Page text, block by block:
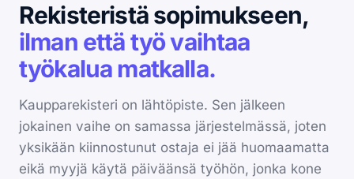
Rekisteristä sopimukseen,
ilman että työ vaihtaa
työkalua matkalla.
Kaupparekisteri on lähtöpiste. Sen jälkeen
jokainen vaihe on samassa järjestelmässä, joten
yksikään kiinnostunut ostaja ei jää huomaamatta
eikä myyjä käytä päiväänsä työhön, jonka kone